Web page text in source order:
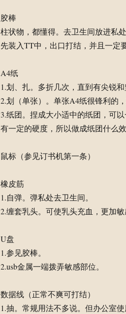
胶棒
柱状物，都懂得。去卫生间放进私
先装入TT中，出口打结，并且一定
A4纸
1.划、扎。多折几次，直到有尖锐
2.划（单张）。单张A4纸很锋利的
3.纸团。捏成大小适中的纸团，可
有一定的硬度，所以做成纸团什么
鼠标（参见订书机第一条）
橡皮筋
1.自弹。弹私处去卫生间。
2.缠套乳头。可使乳头充血，更加敏
U盘
1.参见胶棒。
2.usb金属一端拨弄敏感部位。
数据线（正常不爽可打结）
1.抽。常规用法不多说。但办公室